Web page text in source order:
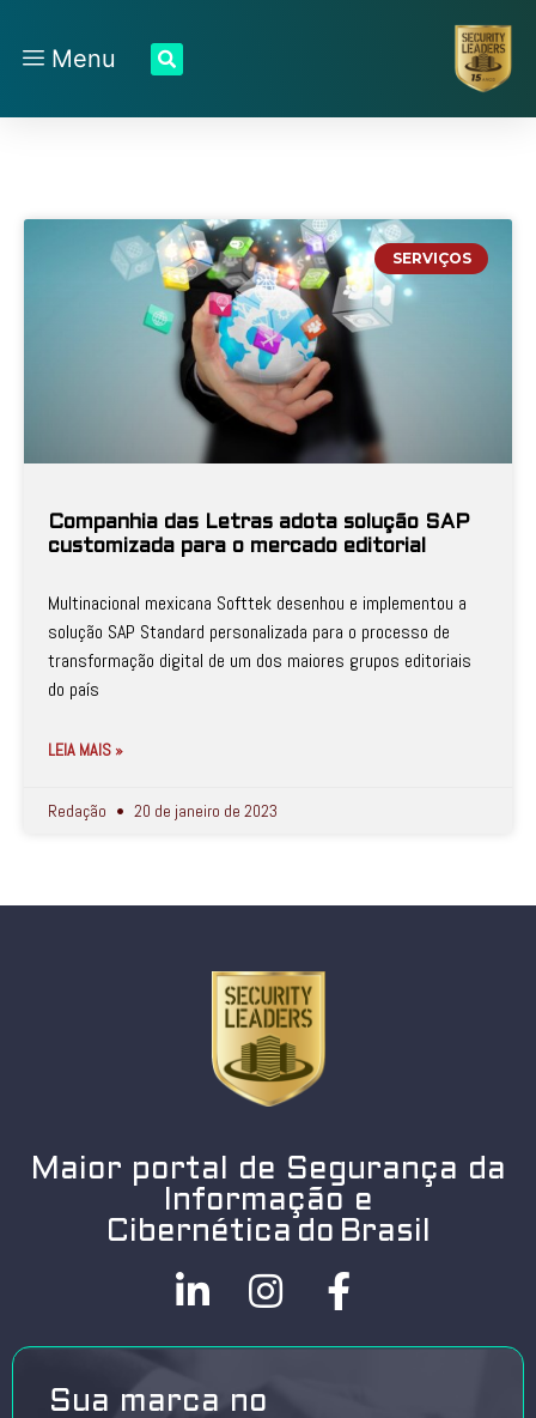
Menu
SERVIÇOS
Companhia das Letras adota solução SAP
customizada para o mercado editorial
Multinacional mexicana Softtek desenhou e implementou a
solução SAP Standard personalizada para o processo de
transformação digital de um dos maiores grupos editoriais
do país
LEIA MAIS »
Redação 20 de janeiro de 2023
Maior portal de Segurança da
Informação e
Cibernética do Brasil
Sua marca no